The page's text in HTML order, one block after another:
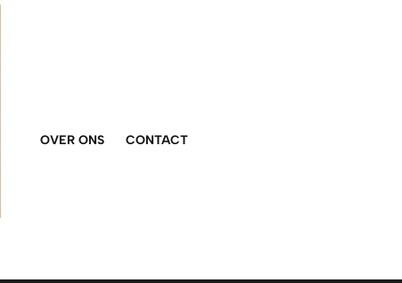
OVER ONS CONTACT